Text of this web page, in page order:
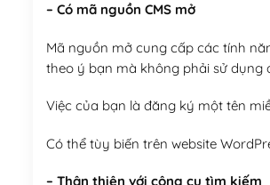
– Có mã nguồn CMS mở
Mã nguồn mở cung cấp các tính
theo ý bạn mà không phải sử dụng
Việc của bạn là đăng ký một tên
Có thể tùy biến trên website
– Thân thiện với công cụ tìm kiếm